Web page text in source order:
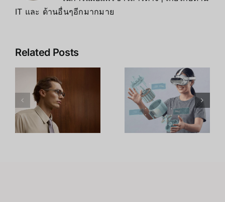
IT และ ด้านอื่นๆอีกมากมาย
Related PostsLeap
Motion
Controller
2: เมื่อ Hand
Tracking
กลายเป็น
เทคโนโลยีที่
D435i: สุด
ยอดกล้อง
Depth
Camera
พร้อม IMU